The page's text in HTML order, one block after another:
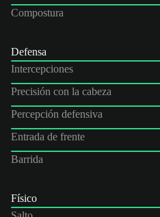
Compostura
Defensa
Intercepciones
Precisión con la cabeza
Percepción defensiva
Entrada de frente
Barrida
Físico